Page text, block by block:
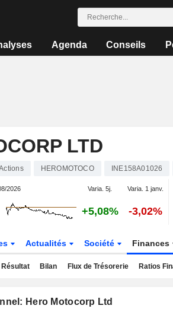
Agenda Conseils
LTD
HEROMOTOCO INE158A01026
2026 Varia. 5j. Varia. 1 janv.
+5,08% -3,02%
Actualités Société Finances
Bilan Flux de Trésorerie Ratios
Hero Motocorp Ltd